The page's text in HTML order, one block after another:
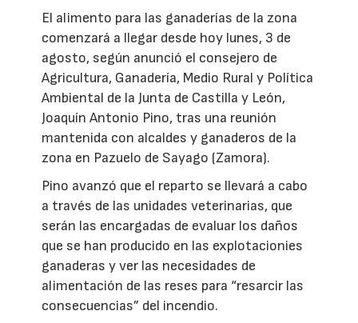
El alimento para las ganaderías de la zona
comenzará a llegar desde hoy lunes, 3 de
agosto, según anunció el consejero de
Agricultura, Ganadería, Medio Rural y Política
Ambiental de la Junta de Castilla y León,
Joaquín Antonio Pino, tras una reunión
mantenida con alcaldes y ganaderos de la
zona en Pazuelo de Sayago (Zamora).
Pino avanzó que el reparto se llevará a cabo
a través de las unidades veterinarias, que
serán las encargadas de evaluar los daños
que se han producido en las explotacionies
ganaderas y ver las necesidades de
alimentación de las reses para “resarcir las
consecuencias” del incendio.